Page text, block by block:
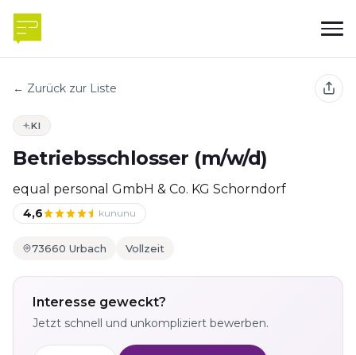
← Zurück zur Liste
KI
Betriebsschlosser (m/w/d)
equal personal GmbH & Co. KG Schorndorf
4,6 kununu
73660 Urbach Vollzeit
Interesse geweckt?
Jetzt schnell und unkompliziert bewerben.